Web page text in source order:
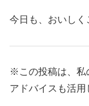
今日も、おいし
※この投稿は、私
アドバイスも活用